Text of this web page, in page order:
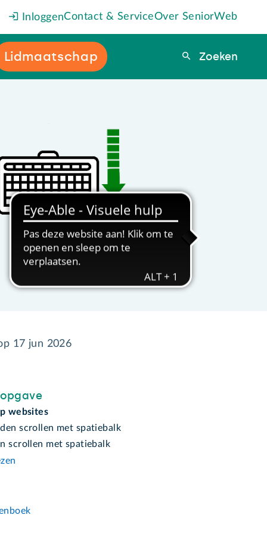
InloggenContact & ServiceOver SeniorWeb
Lidmaatschap Zoeken
Zoeken
17 jun 2026
websites
scrollen met spatiebalk
scrollen met spatiebalk